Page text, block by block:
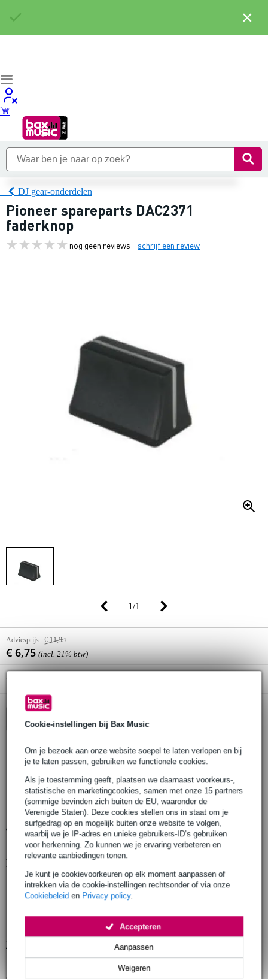
Cookie-instellingen bij Bax Music
Om je bezoek aan onze website soepel te laten verlopen en bij
je te laten passen, gebruiken we functionele cookies.
Als je toestemming geeft, plaatsen we daarnaast voorkeurs-,
statistische en marketingcookies, samen met onze 15 partners
(sommige bevinden zich buiten de EU, waaronder de
Verenigde Staten). Deze cookies stellen ons in staat om je
surfgedrag op en mogelijk buiten onze website te volgen,
waarbij we je IP-adres en unieke gebruikers-ID’s gebruiken
voor herkenning. Zo kunnen we je ervaring verbeteren en
relevante aanbiedingen tonen.
Je kunt je cookievoorkeuren op elk moment aanpassen of
intrekken via de cookie-instellingen rechtsonder of via onze
Cookiebeleid en Privacy policy.
Weigeren
Aanpassen
Accepteren
DJ gear-onderdelen
Pioneer spareparts DAC2371
faderknop
nog geen reviews schrijf een review
1/1
Adviesprijs € 11,95
€ 6,75 (incl. 21% btw)
Online voorraadstatus:
In winkelwagen
30 dagen 'niet goed geld terug' garantie
3 jaar Bax Music garantie
Gratis ophalen in de winkel
Productinformatie
geschikt voor:
Pioneer DJM-400
Bekijk alle productspecificaties
Bekijk ook eens (4)
×